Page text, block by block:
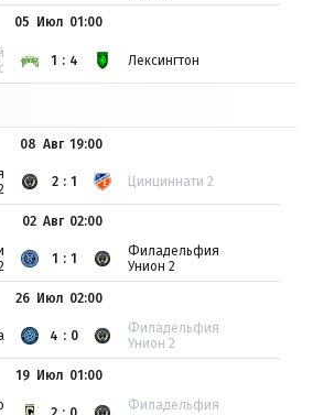
05 Июл
1:4 Лексингтон
01:00
08 Авг
2:1 Цинциннати 2
19:00
02 Авг
1:1
Филадельфия
Унион 2
02:00
26 Июл
4:0
Филадельфия
Унион 2
02:00
19 Июл
Филадельфия
01:00